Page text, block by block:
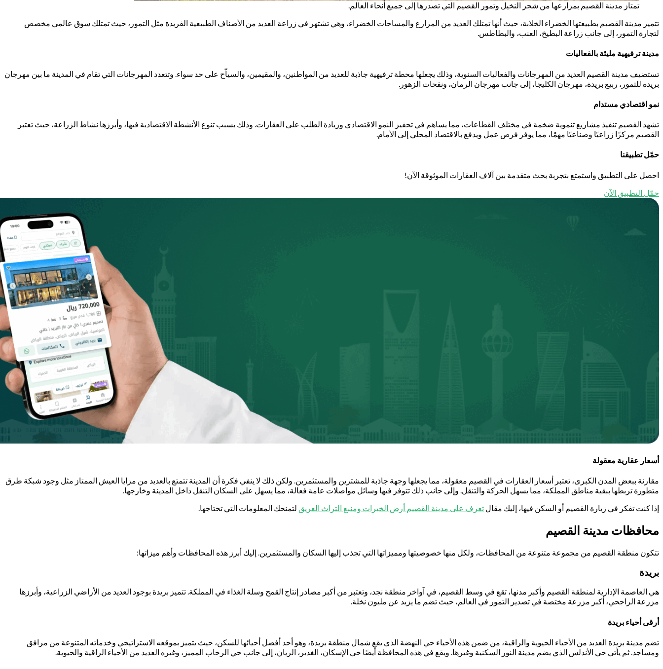
تمتاز مدينة القصيم بمزارعها من شجر النخيل وتمور القصيم التي تصدرها إلى جميع أنحاء العالم.
تتميز مدينة القصيم بطبيعتها الخضراء الخلابة، حيث أنها تمتلك العديد من المزارع والمساحات الخضراء، وهي تشتهر في زراعة العديد من الأصناف الطبيعية الفريدة مثل التمور، حيث تمتلك سوق عالمي مخصص
لتجارة التمور، إلى جانب زراعة البطيخ، العنب، والبطاطس.
مدينة ترفيهية مليئة بالفعاليات
تستضيف مدينة القصيم العديد من المهرجانات والفعاليات السنوية، وذلك يجعلها محطة ترفيهية جاذبة للعديد من المواطنين، والمقيمين، والسياّح على حد سواء. وتتعدد المهرجانات التي تقام في المدينة ما بين مهرجان
بريدة للتمور، ربيع بريدة، مهرجان الكليجا، إلى جانب مهرجان الرمان، ونفحات الزهور.
نمو اقتصادي مستدام
تشهد القصيم تنفيذ مشاريع تنموية ضخمة في مختلف القطاعات، مما يساهم في تحفيز النمو الاقتصادي وزيادة الطلب على العقارات. وذلك بسبب تنوع الأنشطة الاقتصادية فيها، وأبرزها نشاط الزراعة، حيث تعتبر
القصيم مركزًا زراعيًا وصناعيًا مهمًا، مما يوفر فرص عمل ويدفع بالاقتصاد المحلي إلى الأمام.
حمّل تطبيقنا
احصل على التطبيق واستمتع بتجربة بحث متقدمة بين آلاف العقارات الموثوقة الآن!
حمّل التطبيق الآن
أسعار عقارية معقولة
مقارنة ببعض المدن الكبرى، تعتبر أسعار العقارات في القصيم معقولة، مما يجعلها وجهة جاذبة للمشترين والمستثمرين. ولكن ذلك لا ينفي فكرة أن المدينة تتمتع بالعديد من مزايا العيش الممتاز مثل وجود شبكة طرق
متطورة تربطها ببقية مناطق المملكة، مما يسهل الحركة والتنقل. وإلى جانب ذلك تتوفر فيها وسائل مواصلات عامة فعالة، مما يسهل على السكان التنقل داخل المدينة وخارجها.
إذا كنت تفكر في زيارة القصيم أو السكن فيها، إليك مقال تعرف على مدينة القصيم أرض الخيرات ومنبع التراث العريق لتمنحك المعلومات التي تحتاجها.
محافظات مدينة القصيم
تتكون منطقة القصيم من مجموعة متنوعة من المحافظات، ولكل منها خصوصيتها ومميزاتها التي تجذب إليها السكان والمستثمرين. إليك أبرز هذه المحافظات وأهم ميزاتها:
بريدة
هي العاصمة الإدارية لمنطقة القصيم وأكبر مدنها، تقع في وسط القصيم، في آواخر منطقة نجد، وتعتبر من أكبر مصادر إنتاج القمح وسلة الغذاء في المملكة. تتميز بريدة بوجود العديد من الأراضي الزراعية، وأبرزها
مزرعة الراجحي، أكبر مزرعة مختصة في تصدير التمور في العالم، حيث تضم ما يزيد عن مليون نخلة.
أرقى أحياء بريدة
تضم مدينة بريدة العديد من الأحياء الحيوية والراقية، من ضمن هذه الأحياء حي النهضة الذي يقع شمال منطقة بريدة، وهو أحد أفضل أحيائها للسكن، حيث يتميز بموقعه الاستراتيجي وخدماته المتنوعة من مرافق
ومساجد. ثم يأتي حي الأندلس الذي يضم مدينة النور السكنية وغيرها. ويقع في هذه المحافظة أيضًا حي الإسكان، الغدير، الريان، إلى جانب حي الرحاب المميز، وغيره العديد من الأحياء الراقية والحيوية.